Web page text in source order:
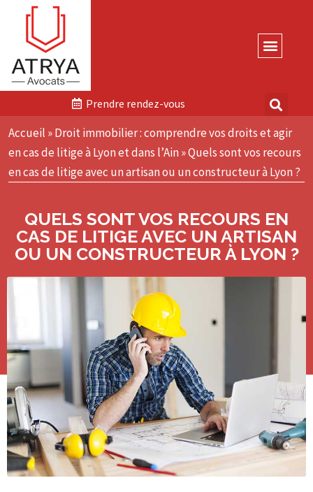
Prendre rendez-vous
Accueil »Droit immobilier : comprendre vos droits et agir
en cas de litige à Lyon et dans l’Ain »Quels sont vos recours
en cas de litige avec un artisan ou un constructeur à Lyon ?
QUELS SONT VOS RECOURS EN
CAS DE LITIGE AVEC UN ARTISAN
OU UN CONSTRUCTEUR À LYON ?